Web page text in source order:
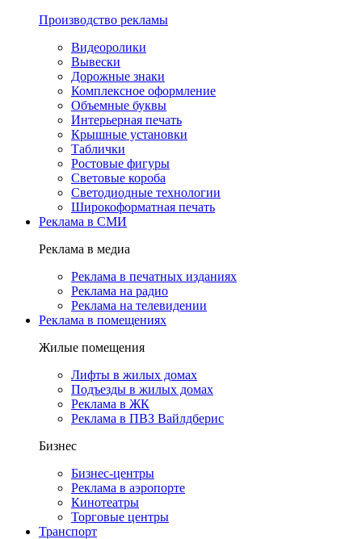
Производство рекламы
Видеоролики
Вывески
Дорожные знаки
Комплексное оформление
Объемные буквы
Интерьерная печать
Крышные установки
Таблички
Ростовые фигуры
Световые короба
Светодиодные технологии
Широкоформатная печать
Реклама в СМИ
Реклама в медиа
Реклама в печатных изданиях
Реклама на радио
Реклама на телевидении
Реклама в помещениях
Жилые помещения
Лифты в жилых домах
Подъезды в жилых домах
Реклама в ЖК
Реклама в ПВЗ Вайлдберис
Бизнес
Бизнес-центры
Реклама в аэропорте
Кинотеатры
Торговые центры
Транспорт